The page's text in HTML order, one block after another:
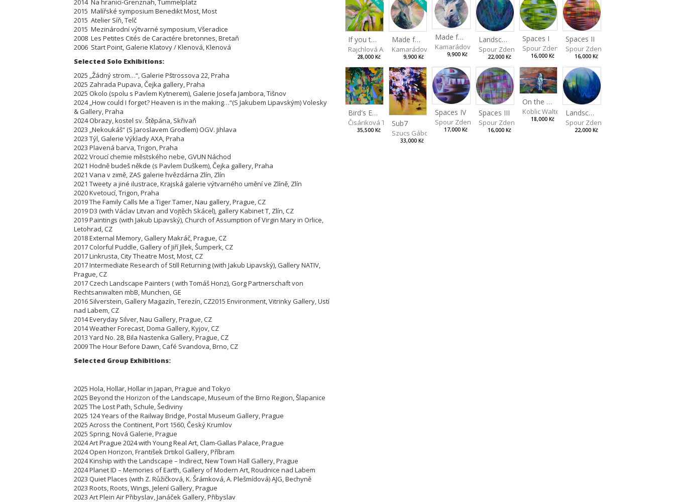
2014 Na hranici-Grenznah, Tummelplatz
2015 Malířské symposium Benedikt Most, Most
2015 Atelier Síň, Telč
2015 Mezinárodní výtvarné symposium, Všeradice
2008 Les Petites Cités de Caractére bretonnes, Bretaň
2006 Start Point, Galerie Klatovy / Klenová, Klenová
Selected Solo Exhibitions:
2025 „Žádný strom…“, Galerie Pštrossova 22, Praha
2025 Zahrada Pupava, Čejka gallery, Praha
2025 Okolo (spolu s Pavlem Kytnerem), Galerie Josefa Jambora, Tišnov
2024 „How could I forget? Heaven is in the making…“(S Jakubem Lipavským) Volesky
& Gallery, Praha
2024 Obrazy, kostel sv. Štěpána, Skřivaň
2023 „Nekoukáš“ (S Jaroslavem Grodlem) OGV. Jihlava
2023 Týl, Galerie Výklady AXA, Praha
2023 Plavená barva, Trigon, Praha
2022 Vroucí chemie městského nebe, GVUN Náchod
2021 Hodně budeš někde (s Pavlem Duškem), Čejka gallery, Praha
2021 Vana v zimě, ZAS galerie hvězdárna Zlín, Zlín
2021 Tweety a jiné ilustrace, Krajská galerie výtvarného umění ve Zlíně, Zlín
2020 Kvetoucí, Trigon, Praha
2019 The Family Calls Me a Tiger Tamer, Nau gallery, Prague, CZ
2019 D3 (with Václav Litvan and Vojtěch Skácel), gallery Kabinet T, Zlín, CZ
2019 Paintings (with Jakub Lipavský), Church of Assumption of Virgin Mary in Orlice,
Letohrad, CZ
2018 External Memory, Gallery Makráč, Prague, CZ
2017 Colorful Puddle, Gallery of Jiří Jílek, Šumperk, CZ
2017 Linkrusta, City Theatre Most, Most, CZ
2017 Intermediate Research of Still Returning (with Jakub Lipavský), Gallery NATIV,
Prague, CZ
2017 Czech Landscape Painters ( with Tomáš Honz), Gorg Partnerschaft von
Rechtsanwalten mbB, Munchen, GE
2016 Silverstein, Gallery Magazín, Terezín,CZ2015 Environment, Vitrinky Gallery, Ustí
nad Labem, CZ
2014 Everyday Silver, Nau Gallery, Prague, CZ
2014 Weather Forecast, Doma Gallery, Kyjov, CZ
2013 Yard No. 28, Bila Nastenka Gallery, Prague, CZ
2009 The Hour Before Dawn, Café Svandova, Brno,CZ
Selected Group Exhibitions:
2025 Hola, Hollar, Hollar in Japan, Prague and Tokyo
2025 Beyond the Horizon of the Landscape, Museum of the Brno Region, Šlapanice
2025 The Lost Path, Schule, Šediviny
2025 124 Years of the Railway Bridge, Postal Museum Gallery, Prague
2025 Across the Continent, Port 1560, Český Krumlov
2025 Spring, Nová Galerie, Prague
2024 Art Prague 2024 with Young Real Art, Clam-Gallas Palace, Prague
2024 Open Horizon, František Drtikol Gallery, Příbram
2024 Kinship with the Landscape – Indirect, New Town Hall Gallery, Prague
2024 Planet ID – Memories of Earth, Gallery of Modern Art, Roudnice nad Labem
2023 Quiet Places (with Z. Růžičková, K. Šrámková, A. Plešmídová) AJG, Bechyně
2023 Roots, Roots, Wings, Jelení Gallery, Prague
2023 Art Plein Air Přibyslav, Janáček Gallery, Přibyslav
If you touch in the right place
Rajchlová Alžběta
28,000 Kč
Made for Each Other II
Kamarádová Jana
9,900 Kč
Made for Each Other I
Kamarádová Jana
9,900 Kč
Landscape III
Spour Zdeněk
22,000 Kč
Spaces I
Spour Zdeněk
16,000 Kč
Spaces II
Spour Zdeněk
16,000 Kč
Bird's Eye View
Čisáriková Táňa
35,500 Kč
Sub7
Szucs Gábor
33,000 Kč
Spaces IV
Spour Zdeněk
17,000 Kč
Spaces III
Spour Zdeněk
16,000 Kč
On the Clifs
Koblic Walterová Martina
18,000 Kč
Landscape II
Spour Zdeněk
22,000 Kč